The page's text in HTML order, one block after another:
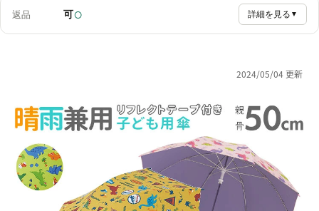
返品 可○ 詳細を見る ▼
2024/05/04 更新